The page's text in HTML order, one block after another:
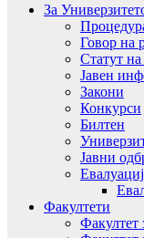
За
Говор на
Статут
Јавен
Закони
Конкурси
Билтен
Јавни
Факултети
Факултет